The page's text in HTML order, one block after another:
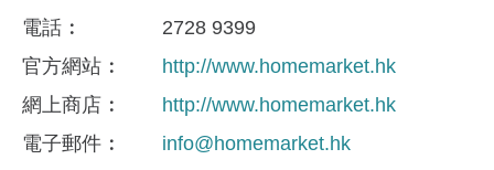
電話
2728 9399
官方網站
http://www.homemarket.hk
網上商店
http://www.homemarket.hk
電子郵件
info@homemarket.hk